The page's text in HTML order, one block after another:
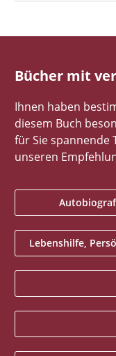
Bücher mit
Ihnen haben
diesem Buch
für Sie spannende
unseren
Lebenshilfe,